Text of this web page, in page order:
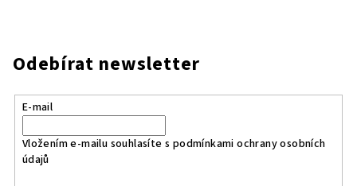
Odebírat newsletter
E-mail
Vložením e-mailu souhlasíte s podmínkami ochrany osobních
údajů